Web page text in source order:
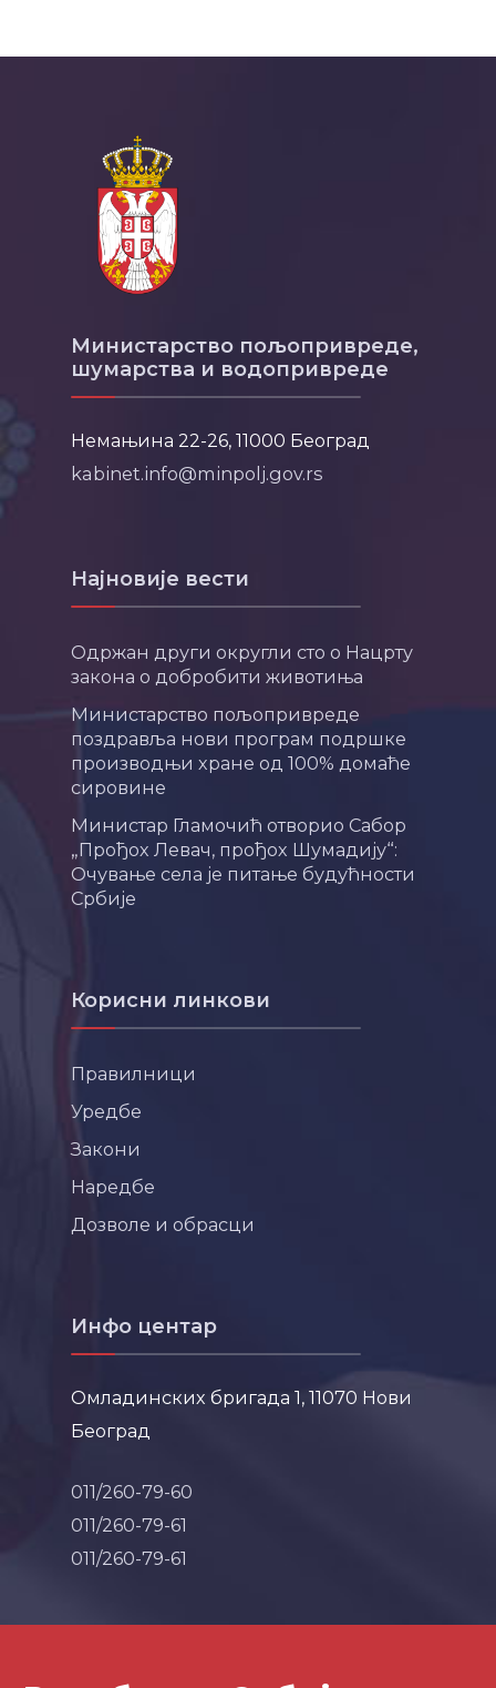
Министарство пољопривреде,
шумарства и водопривреде
Немањина 22-26, 11000 Београд
kabinet.info@minpolj.gov.rs
Најновије вести
Одржан други округли сто о Нацрту
закона о добробити животиња
Министарство пољопривреде
поздравља нови програм подршке
производњи хране од 100% домаће
сировине
Министар Гламочић отворио Сабор
„Прођох Левач, прођох Шумадију“:
Очување села је питање будућности
Србије
Корисни линкови
Правилници
Уредбе
Закони
Наредбе
Дозволе и обрасци
Инфо центар
Омладинских бригада 1, 11070 Нови
Београд
011/260-79-60
011/260-79-61
011/260-79-61